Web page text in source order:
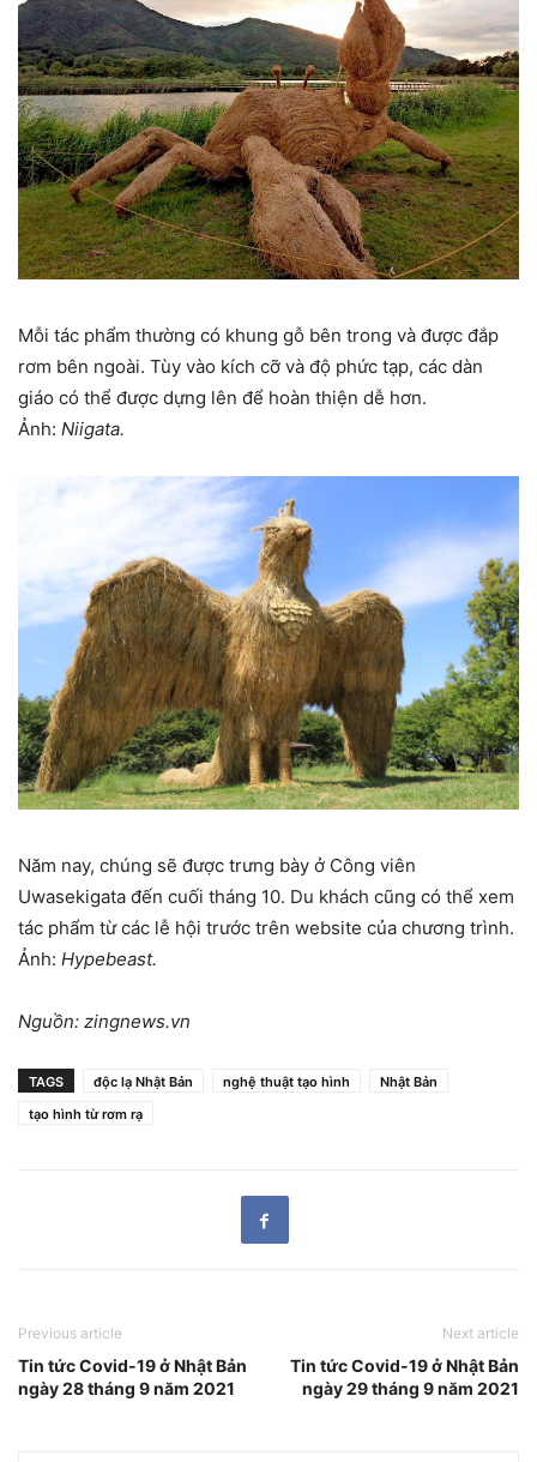
Mỗi tác phẩm thường có khung gỗ bên trong và được đắp
rơm bên ngoài. Tùy vào kích cỡ và độ phức tạp, các dàn
giáo có thể được dựng lên để hoàn thiện dễ hơn.
Ảnh: Niigata.
Năm nay, chúng sẽ được trưng bày ở Công viên
Uwasekigata đến cuối tháng 10. Du khách cũng có thể xem
tác phẩm từ các lễ hội trước trên website của chương trình.
Ảnh: Hypebeast.
Nguồn: zingnews.vn
TAGS độc lạ Nhật Bản nghệ thuật tạo hình
Nhật Bản
tạo hình từ rơm rạ
Previous article
Tin tức Covid-19 ở Nhật Bản
ngày 28 tháng 9 năm 2021
Next article
Tin tức Covid-19 ở Nhật Bản
ngày 29 tháng 9 năm 2021